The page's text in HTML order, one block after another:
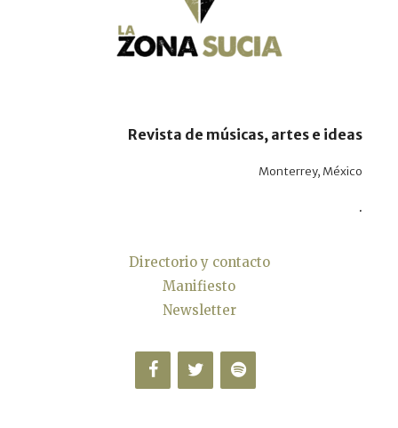
Revista de músicas, artes e ideas
Monterrey, México
.
Directorio y contacto
Manifiesto
Newsletter